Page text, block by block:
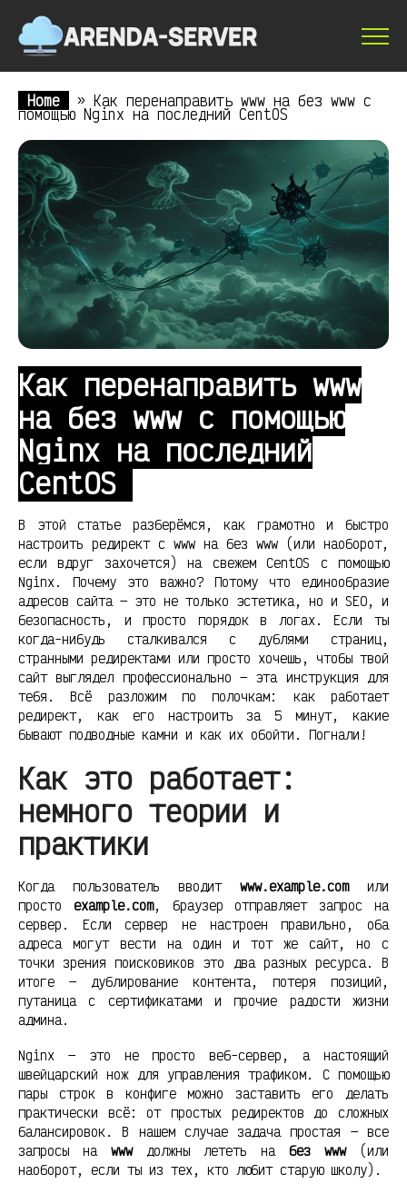
Home » Как перенаправить www на без www с
помощью Nginx на последний CentOS
Как перенаправить www
на без www с помощью
Nginx на последний
CentOS
В этой статье разберёмся, как грамотно и быстро
настроить редирект с www на без www (или наоборот,
если вдруг захочется) на свежем CentOS с помощью
Nginx. Почему это важно? Потому что единообразие
адресов сайта — это не только эстетика, но и SEO, и
безопасность, и просто порядок в логах. Если ты
когда-нибудь сталкивался с дублями страниц,
странными редиректами или просто хочешь, чтобы твой
сайт выглядел профессионально — эта инструкция для
тебя. Всё разложим по полочкам: как работает
редирект, как его настроить за 5 минут, какие
бывают подводные камни и как их обойти. Погнали!
Как это работает:
немного теории и
практики
Когда пользователь вводит www.example.comили
просто example.com, браузер отправляет запрос на
сервер. Если сервер не настроен правильно, оба
адреса могут вести на один и тот же сайт, но с
точки зрения поисковиков это два разных ресурса. В
итоге — дублирование контента, потеря позиций,
путаница с сертификатами и прочие радости жизни
админа.
Nginx — это не просто веб-сервер, а настоящий
швейцарский нож для управления трафиком. С помощью
пары строк в конфиге можно заставить его делать
практически всё: от простых редиректов до сложных
балансировок. В нашем случае задача простая — все
запросы на wwwдолжны лететь на без www(или
наоборот, если ты из тех, кто любит старую школу).